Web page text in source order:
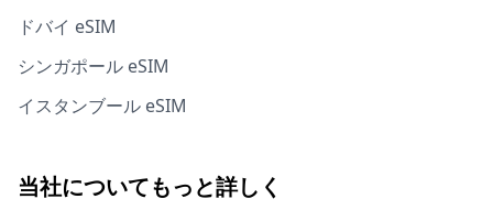
ドバイ eSIM
シンガポール eSIM
イスタンブール eSIM
当社についてもっと詳しく